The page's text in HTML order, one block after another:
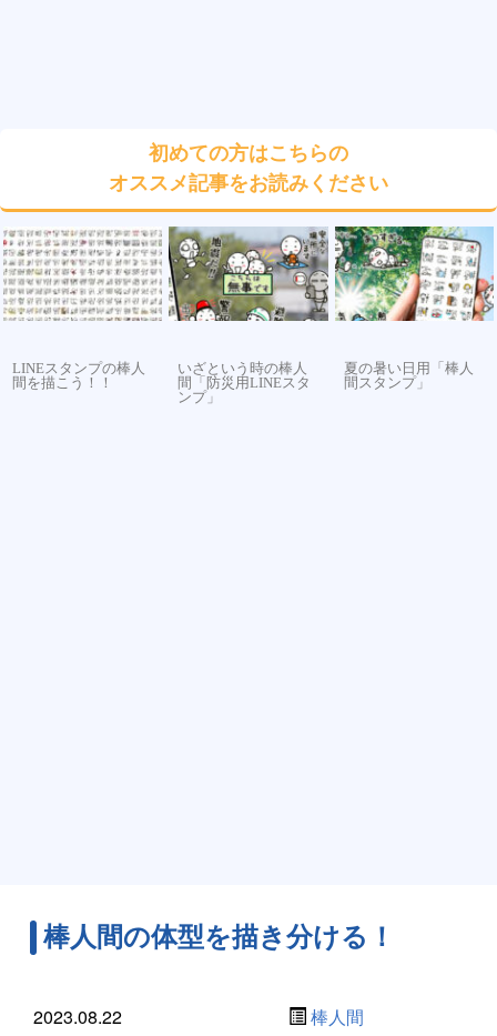
初めての方はこちらの
オススメ記事をお読みください
LINEスタンプの棒人
間を描こう！！
いざという時の棒人
間「防災用LINEスタ
ンプ」
夏の暑い日用「棒人
間スタンプ」
棒人間の体型を描き分ける！
2023.08.22 棒人間